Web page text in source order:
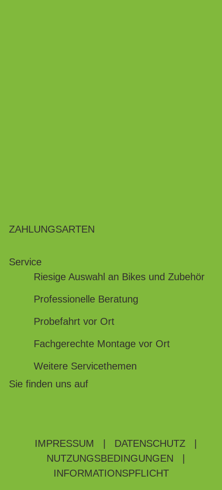
ZAHLUNGSARTEN
Service
Riesige Auswahl an Bikes und Zubehör
Professionelle Beratung
Probefahrt vor Ort
Fachgerechte Montage vor Ort
Weitere Servicethemen
Sie finden uns auf
IMPRESSUM DATENSCHUTZ
NUTZUNGSBEDINGUNGEN
INFORMATIONSPFLICHT